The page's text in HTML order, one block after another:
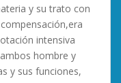
y su trato con
intensiva
hombre y
y sus funciones,